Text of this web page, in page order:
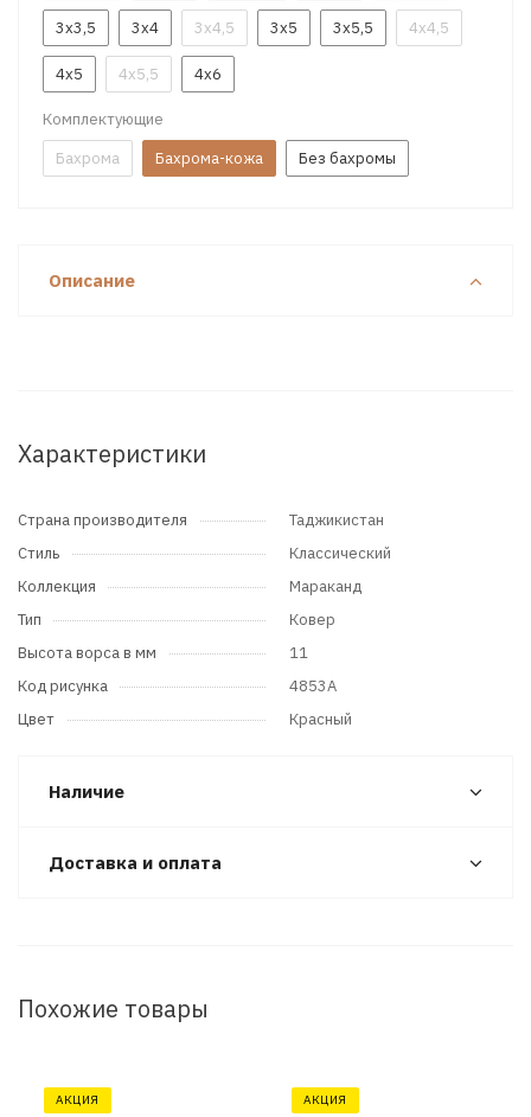
3x3,5 3x4 3x4,5 3x5 3x5,5 4x4,5
4x5 4x5,5 4x6
Комплектующие
Бахрома
Бахрома-кожа Без бахромы
Описание
Характеристики
Страна производителя
Таджикистан
Стиль
Классический
Коллекция
Мараканд
Тип
Ковер
Высота ворса в мм
11
Код рисунка
4853A
Цвет
Красный
Наличие
Доставка и оплата
Похожие товары
АКЦИЯ АКЦИЯ